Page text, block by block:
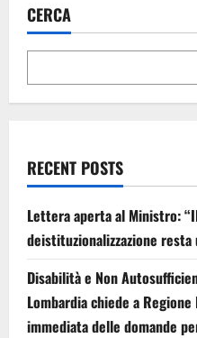
CERCA
RECENT POSTS
Lettera aperta al Ministro:
deistituzionalizzazione resta
Disabilità e Non
Lombardia chiede a
immediata delle domande